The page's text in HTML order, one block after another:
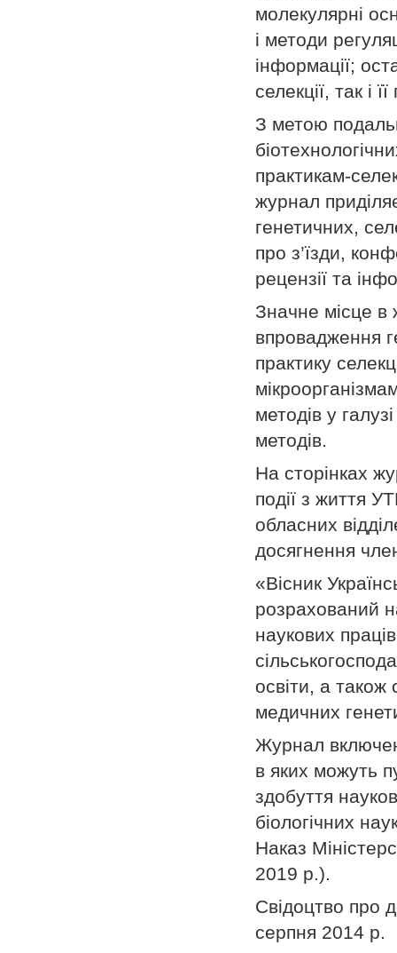
молекулярні
і методи
інформації;
селекції, так і
З метою
практикам-
журнал
генетичних,
про з’їзди,
рецензії та
Значне місце в
впровадження
практику
методів у
методів.
На сторінках
події з життя
обласних
досягнення
«Вісник
розрахований
наукових
освіти, а також
медичних
Журнал
в яких можуть
здобуття
біологічних
Наказ
2019 р.).
Свідоцтво про
серпня 2014 р.